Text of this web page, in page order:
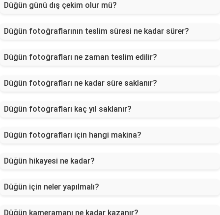
Düğün günü dış çekim olur mü?
Düğün fotoğraflarının teslim süresi ne kadar sürer?
Düğün fotoğrafları ne zaman teslim edilir?
Düğün fotoğrafları ne kadar süre saklanır?
Düğün fotoğrafları kaç yıl saklanır?
Düğün fotoğrafları için hangi makina?
Düğün hikayesi ne kadar?
Düğün için neler yapılmalı?
Düğün kameramanı ne kadar kazanır?